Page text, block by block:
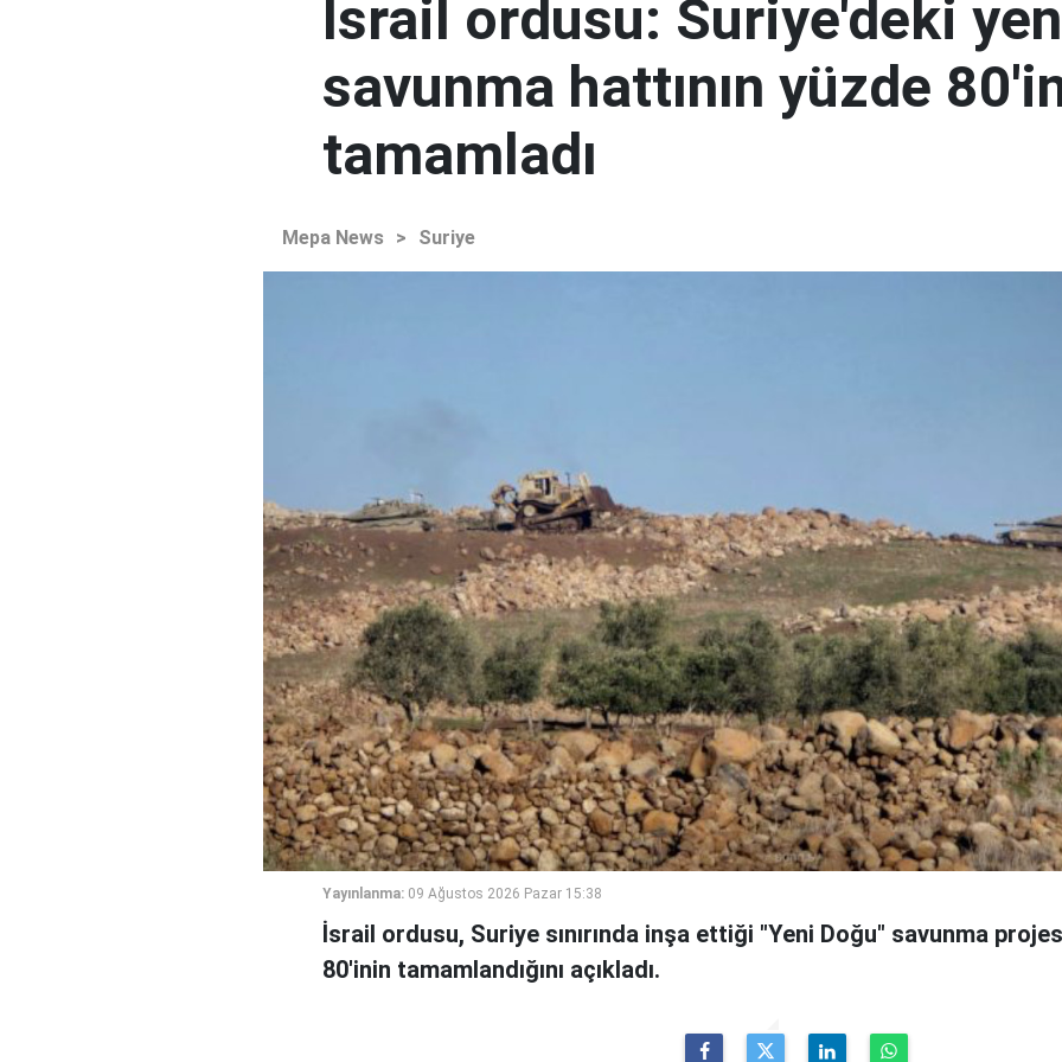
İsrail ordusu: Suriye'deki
savunma hattının yüzde
tamamladı
Mepa News > Suriye
Yayınlanma: 09 Ağustos 2026 Pazar 15:38
İsrail ordusu, Suriye sınırında inşa ettiği "Yeni Doğu" savunma
80'inin tamamlandığını açıkladı.